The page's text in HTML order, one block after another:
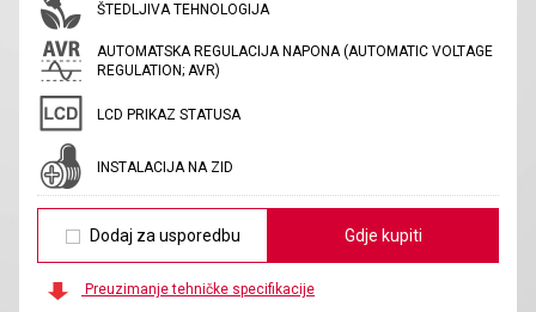
ŠTEDLJIVA TEHNOLOGIJA
AUTOMATSKA REGULACIJA NAPONA (AUTOMATIC VOLTAGE
REGULATION; AVR)
LCD PRIKAZ STATUSA
INSTALACIJA NA ZID
Dodaj za usporedbu Gdje kupiti
Preuzimanje tehničke specifikacije